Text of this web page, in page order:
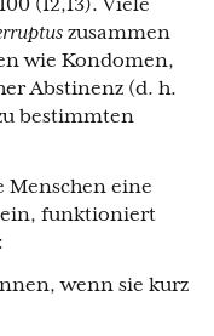
(12,13). Viele
zusammen
wie Kondomen,
Abstinenz (d. h.
bestimmten
Menschen eine
funktioniert
wenn sie kurz